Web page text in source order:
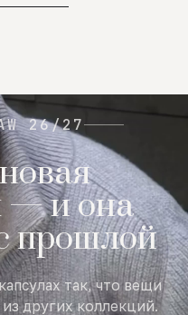
26/27
— и она
прошлой
так, что вещи
других коллекций.